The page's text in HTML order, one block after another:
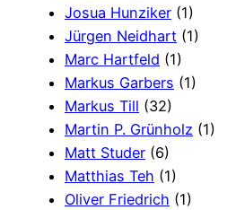
Josua Hunziker (1)
Jürgen Neidhart (1)
Marc Hartfeld (1)
Markus Garbers (1)
Markus Till (32)
Martin P. Grünholz (1)
Matt Studer (6)
Matthias Teh (1)
Oliver Friedrich (1)